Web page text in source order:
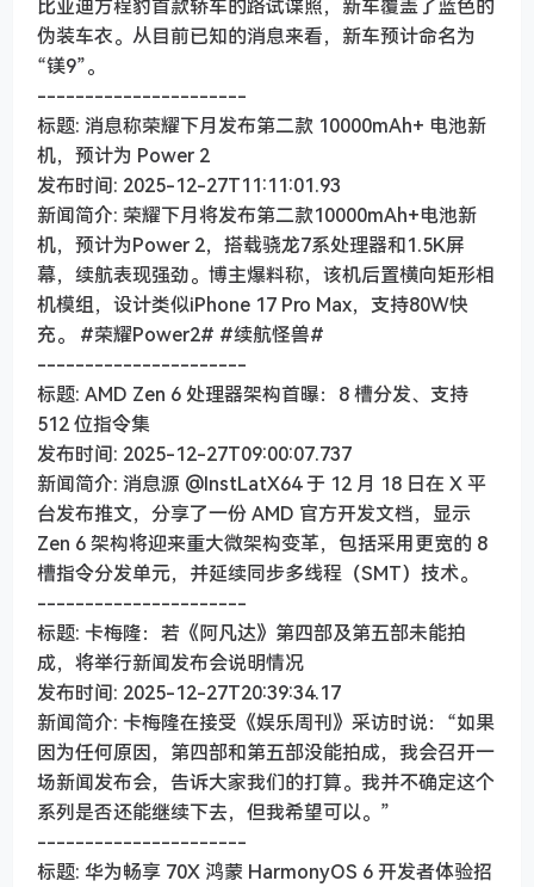
比亚迪方程豹首款轿车的路试谍照，新车覆盖了蓝色的
伪装车衣。从目前已知的消息来看，新车预计命名为
“镁9”。
----------------------
标题: 消息称荣耀下月发布第二款 10000mAh+ 电池新
机，预计为 Power 2
发布时间: 2025-12-27T11:11:01.93
新闻简介: 荣耀下月将发布第二款10000mAh+电池新
机，预计为Power 2，搭载骁龙7系处理器和1.5K屏
幕，续航表现强劲。博主爆料称，该机后置横向矩形相
机模组，设计类似iPhone 17 Pro Max，支持80W快
充。 #荣耀Power2# #续航怪兽#
----------------------
标题: AMD Zen 6 处理器架构首曝：8 槽分发、支持
512 位指令集
发布时间: 2025-12-27T09:00:07.737
新闻简介: 消息源 @InstLatX64 于 12 月 18 日在 X 平
台发布推文，分享了一份 AMD 官方开发文档，显示
Zen 6 架构将迎来重大微架构变革，包括采用更宽的 8
槽指令分发单元，并延续同步多线程（SMT）技术。
----------------------
标题: 卡梅隆：若《阿凡达》第四部及第五部未能拍
成，将举行新闻发布会说明情况
发布时间: 2025-12-27T20:39:34.17
新闻简介: 卡梅隆在接受《娱乐周刊》采访时说：“如果
因为任何原因，第四部和第五部没能拍成，我会召开一
场新闻发布会，告诉大家我们的打算。我并不确定这个
系列是否还能继续下去，但我希望可以。”
----------------------
标题: 华为畅享 70X 鸿蒙 HarmonyOS 6 开发者体验招